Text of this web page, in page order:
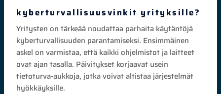
kyberturvallisuusvinkit yrityksille?
Yritysten on tärkeää noudattaa parhaita käytäntöjä
kyberturvallisuuden parantamiseksi. Ensimmäinen
askel on varmistaa, että kaikki ohjelmistot ja laitteet
ovat ajan tasalla. Päivitykset korjaavat usein
tietoturva-aukkoja, jotka voivat altistaa järjestelmät
hyökkäyksille.